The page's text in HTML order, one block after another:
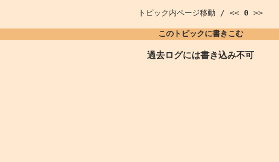
トピック内ページ移動 / << 0 >>
このトピックに書きこむ
過去ログには書き込み不可